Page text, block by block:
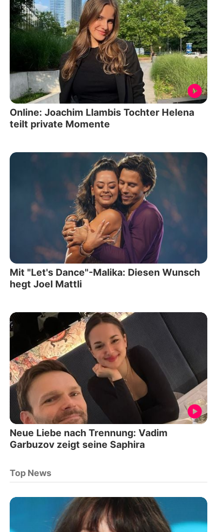
Online: Joachim Llambis Tochter Helena
teilt private Momente
Mit "Let's Dance"-Malika: Diesen Wunsch
hegt Joel Mattli
Neue Liebe nach Trennung: Vadim
Garbuzov zeigt seine Saphira
Top News